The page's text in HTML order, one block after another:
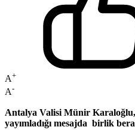
A+
A-
Antalya Valisi Münir
yayımladığı mesajda birlik